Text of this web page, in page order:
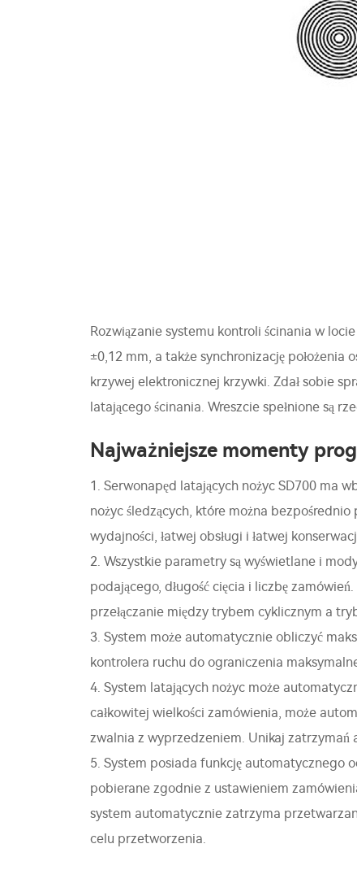
Rozwiązanie systemu kontroli ścinania w
±0,12 mm, a także synchronizację położenia
krzywej elektronicznej krzywki. Zdał sobie
latającego ścinania. Wreszcie spełnione są
Najważniejsze momenty
1. Serwonapęd latających nożyc SD700 ma
nożyc śledzących, które można
wydajności, łatwej obsługi i łatwej
2. Wszystkie parametry są wyświetlane i
podającego, długość cięcia i liczbę
przełączanie między trybem cyklicznym a
3. System może automatycznie obliczyć
kontrolera ruchu do ograniczenia
4. System latających nożyc może
całkowitej wielkości zamówienia, może
zwalnia z wyprzedzeniem. Unikaj
5. System posiada funkcję automatycznego
pobierane zgodnie z ustawieniem
system automatycznie zatrzyma
celu przetworzenia.